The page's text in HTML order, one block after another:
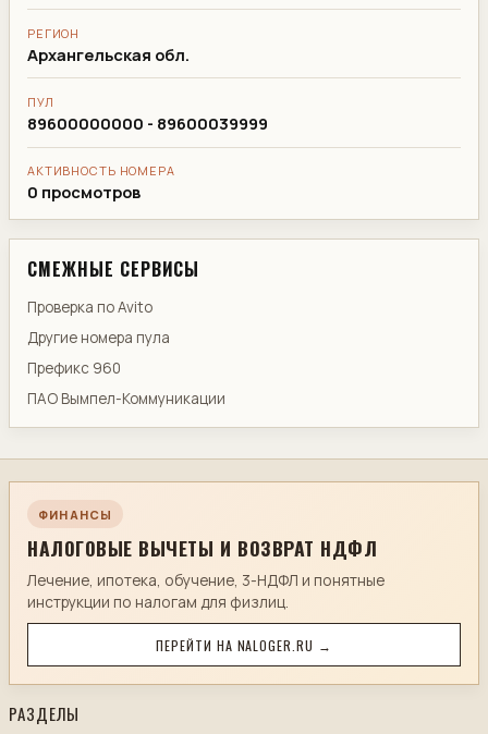
РЕГИОН
Архангельская обл.
ПУЛ
89600000000 - 89600039999
АКТИВНОСТЬ НОМЕРА
0 просмотров
СМЕЖНЫЕ СЕРВИСЫ
Проверка по Avito
Другие номера пула
Префикс 960
ПАО Вымпел-Коммуникации
ФИНАНСЫ
НАЛОГОВЫЕ ВЫЧЕТЫ И ВОЗВРАТ НДФЛ
Лечение, ипотека, обучение, 3-НДФЛ и понятные
инструкции по налогам для физлиц.
ПЕРЕЙТИ НА NALOGER.RU →
РАЗДЕЛЫ